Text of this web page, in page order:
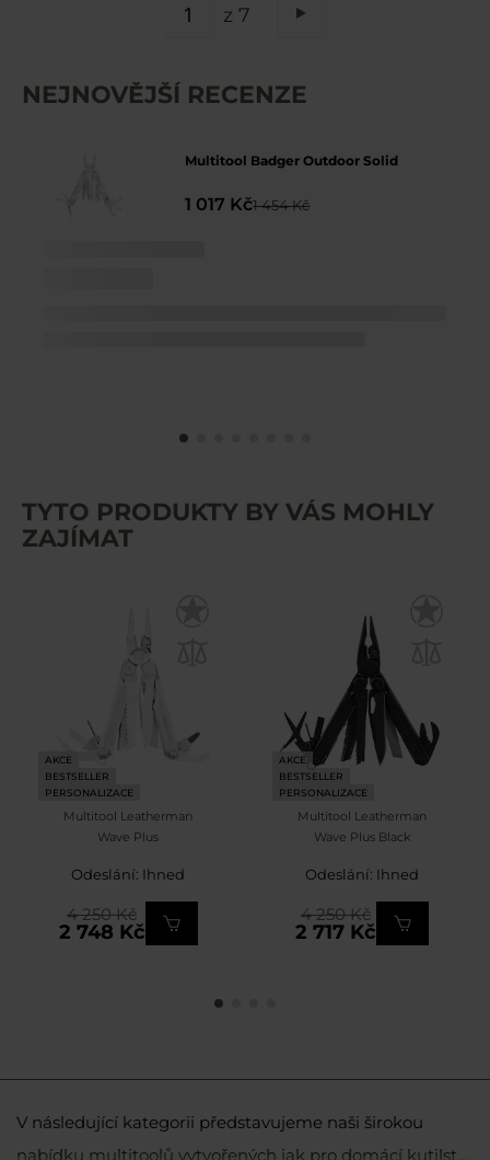
z 7
NEJNOVĚJŠÍ RECENZE
Multitool Badger Outdoor Solid
1 017 Kč1 454 Kč
TYTO PRODUKTY BY VÁS MOHLY
ZAJÍMAT
AKCE
BESTSELLER
PERSONALIZACE
Multitool Leatherman
Wave Plus
Odeslání: Ihned
2 748 Kč
4 250 Kč
AKCE
BESTSELLER
PERSONALIZACE
Multitool Leatherman
Wave Plus Black
Odeslání: Ihned
2 717 Kč
4 250 Kč
V následující kategorii představujeme naši širokou
nabídku multitoolů vytvořených jak pro domácí kutilství,